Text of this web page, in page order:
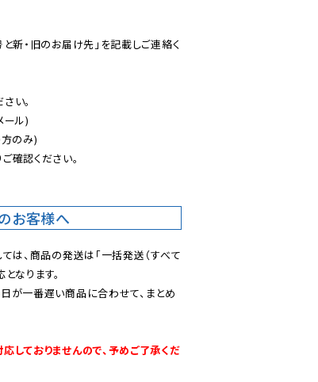
と新・旧のお届け先」を記載しご連絡く
い。
ール)
のみ)
確認ください。
お客様へ
は、商品の発送は「一括発送（すべて
なります。
が一番遅い商品に合わせて、まとめ
しておりませんので、予めご了承くだ